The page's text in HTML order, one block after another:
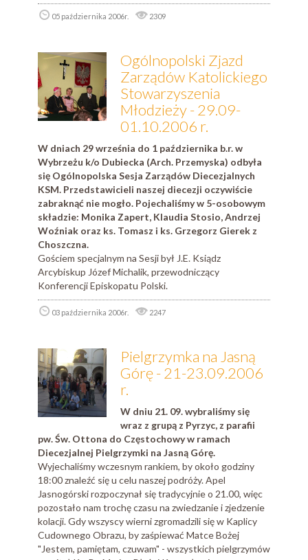
05 października 2006r. 2309
Ogólnopolski Zjazd
Zarządów Katolickiego
Stowarzyszenia
Młodzieży - 29.09-
01.10.2006 r.
W dniach 29 września do 1 października b.r. w
Wybrzeżu k/o Dubiecka (Arch. Przemyska) odbyła
się Ogólnopolska Sesja Zarządów Diecezjalnych
KSM. Przedstawicieli naszej diecezji oczywiście
zabraknąć nie mogło. Pojechaliśmy w 5-osobowym
składzie: Monika Zapert, Klaudia Stosio, Andrzej
Woźniak oraz ks. Tomasz i ks. Grzegorz Gierek z
Choszczna.
Gościem specjalnym na Sesji był J.E. Ksiądz
Arcybiskup Józef Michalik, przewodniczący
Konferencji Episkopatu Polski.
03 października 2006r. 2247
Pielgrzymka na Jasną
Górę - 21-23.09.2006
r.
W dniu 21. 09. wybraliśmy się
wraz z grupą z Pyrzyc, z parafii
pw. Św. Ottona do Częstochowy w ramach
Diecezjalnej Pielgrzymki na Jasną Górę.
Wyjechaliśmy wczesnym rankiem, by około godziny
18:00 znaleźć się u celu naszej podróży. Apel
Jasnogórski rozpoczynał się tradycyjnie o 21.00, więc
pozostało nam trochę czasu na zwiedzanie i zjedzenie
kolacji. Gdy wszyscy wierni zgromadzili się w Kaplicy
Cudownego Obrazu, by zaśpiewać Matce Bożej
"Jestem, pamiętam, czuwam" - wszystkich pielgrzymów